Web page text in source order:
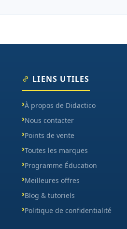
LIENS UTILES
À propos de Didactico
Nous contacter
Points de vente
Toutes les marques
Programme Éducation
Meilleures offres
Blog & tutoriels
Politique de confidentialité